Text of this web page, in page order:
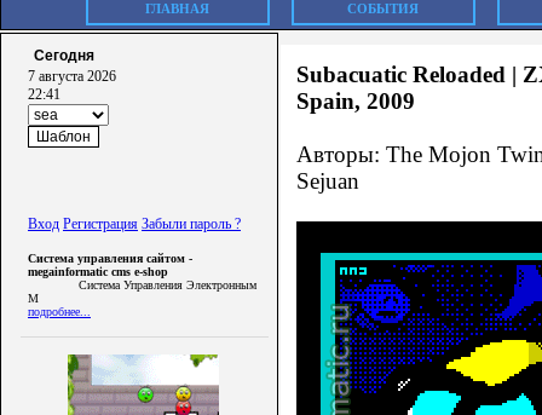
ГЛАВНАЯ СОБЫТИЯ
Сегодня
7 августа 2026
22:41
Вход Регистрация Забыли пароль ?
Система управления сайтом -
megainformatic cms e-shop
Система Управления Электронным
М
подробнее...
Subacuatic Reloaded |
Spain, 2009
Авторы: The Mojon
Sejuan